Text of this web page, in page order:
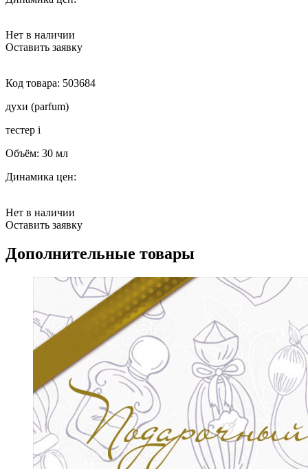
Нет в наличии
Оставить заявку
Код товара: 503684
духи (parfum)
тестер i
Объём: 30 мл
Динамика цен:
Нет в наличии
Оставить заявку
Дополнительные товары